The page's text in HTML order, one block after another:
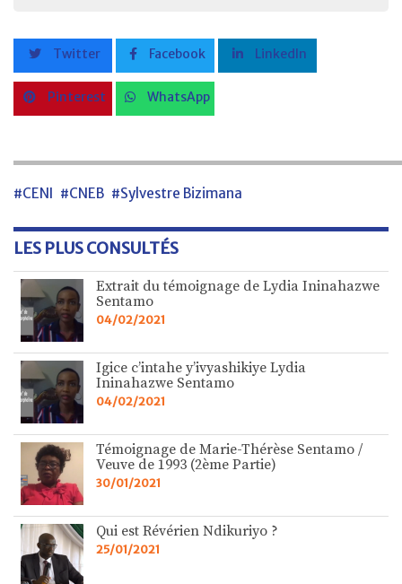
Twitter Facebook LinkedIn
Pinterest WhatsApp
#CENI #CNEB #Sylvestre Bizimana
LES PLUS CONSULTÉS
Extrait du témoignage de Lydia Ininahazwe
Sentamo
04/02/2021
Igice c’intahe y’ivyashikiye Lydia
Ininahazwe Sentamo
04/02/2021
Témoignage de Marie-Thérèse Sentamo /
Veuve de 1993 (2ème Partie)
30/01/2021
Qui est Révérien Ndikuriyo ?
25/01/2021